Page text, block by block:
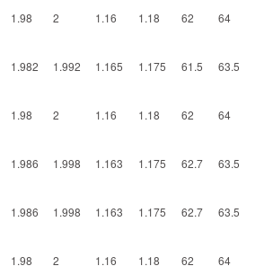
1.98 2 1.16 1.18 62 64
1.982 1.992 1.165 1.175 61.5 63.5
1.98 2 1.16 1.18 62 64
1.986 1.998 1.163 1.175 62.7 63.5
1.986 1.998 1.163 1.175 62.7 63.5
1.98 2 1.16 1.18 62 64